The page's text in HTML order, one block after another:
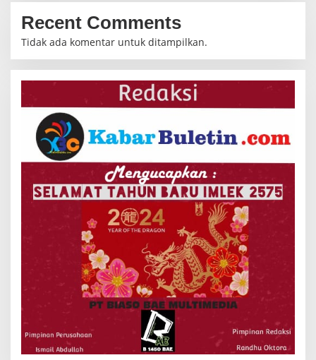
Recent Comments
Tidak ada komentar untuk ditampilkan.